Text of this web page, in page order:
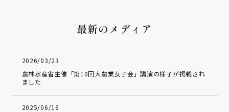
最新のメディア
2026/03/23
農林水産省主催「第10回大農業女子会」講演の様子が掲載され
ました
2025/06/16